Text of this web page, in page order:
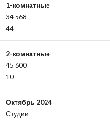
1-комнатные
34 568
44
2-комнатные
45 600
10
Октябрь 2024
Студии